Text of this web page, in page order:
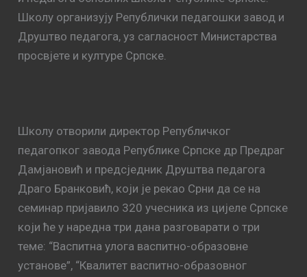
Школу организују Републички педагошки завод и
Друштво педагога, уз сагласност Министарства
просвјете и културе Српске.
Школу отворили директор Републичког
педагопког завода Републике Српске др Предраг
Дамјановић и предсједник Друштва педагога
Драго Бранковић, који је рекао Срни да се на
семинар пријавило 320 учесника из цијеле Српске
који ће у наредна три дана разговарати о три
теме: “Васпитна улога васпитно-образовне
установе”, “Квалитет васпитно-образовног